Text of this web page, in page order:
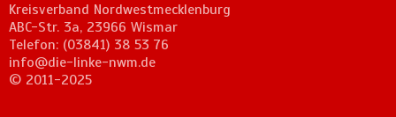
Kreisverband Nordwestmecklenburg
ABC-Str. 3a, 23966 Wismar
Telefon: (03841) 38 53 76
info@die-linke-nwm.de
© 2011-2025